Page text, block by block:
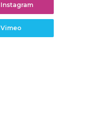
Instagram
Vimeo